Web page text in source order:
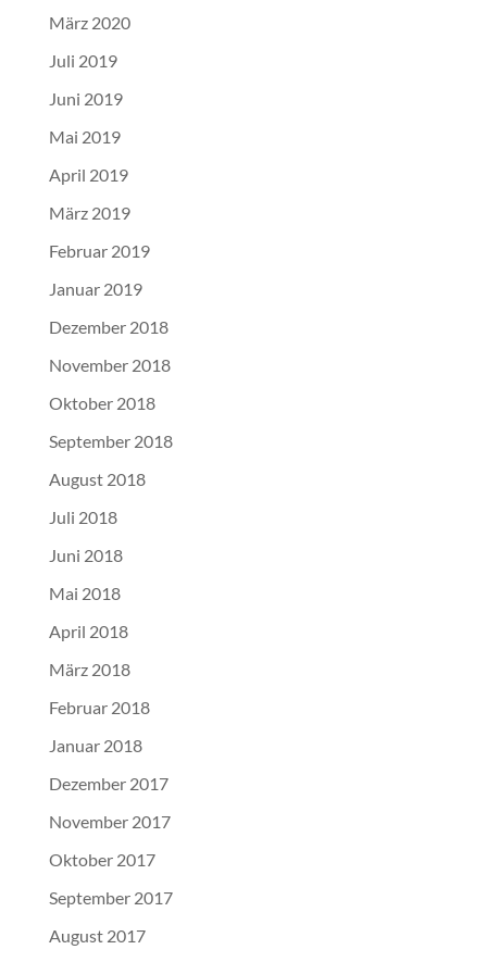
März 2020
Juli 2019
Juni 2019
Mai 2019
April 2019
März 2019
Februar 2019
Januar 2019
Dezember 2018
November 2018
Oktober 2018
September 2018
August 2018
Juli 2018
Juni 2018
Mai 2018
April 2018
März 2018
Februar 2018
Januar 2018
Dezember 2017
November 2017
Oktober 2017
September 2017
August 2017